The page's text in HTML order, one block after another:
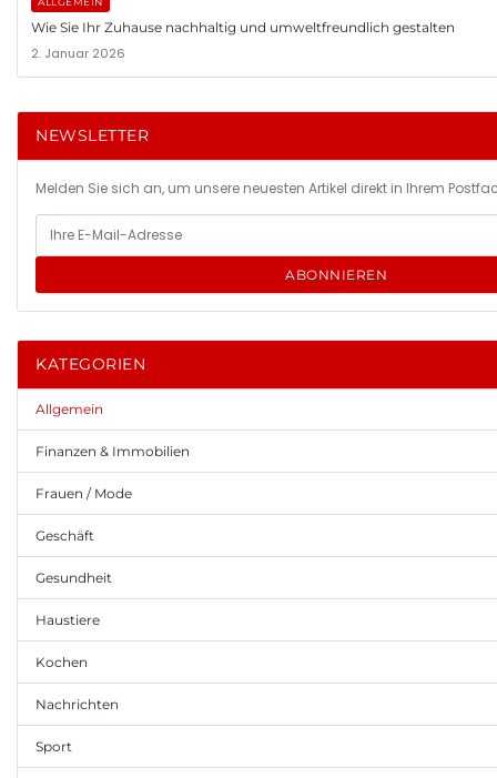
Wie Sie Ihr Zuhause nachhaltig und umweltfreundlich gestalten
2. Januar 2026
NEWSLETTER
Melden Sie sich an, um unsere neuesten Artikel direkt in Ihrem
ABONNIEREN
KATEGORIEN
Allgemein
Finanzen & Immobilien
Frauen / Mode
Geschäft
Gesundheit
Haustiere
Kochen
Nachrichten
Sport